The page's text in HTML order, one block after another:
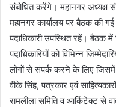
संबोधित करेंगे। महानगर अध्यक्ष
महानगर कार्यालय पर बैठक की
पदाधिकारी उपस्थित रहें। बैठक
पदाधिकारियों को विभिन्न
लोगों से संपर्क करने के लिए
वीके सिंह, पत्रकार एवं
रामलीला समिति व आर्किटेक्ट से